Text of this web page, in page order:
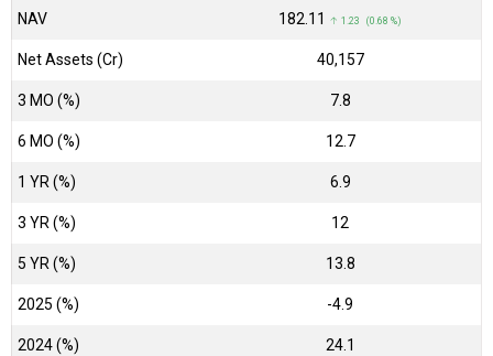
NAV ₹182.11 ↑ 1.23 (0.68 %)
Net Assets (Cr) ₹40,157
3 MO (%) 7.8
6 MO (%) 12.7
1 YR (%) 6.9
3 YR (%) 12
5 YR (%) 13.8
2025 (%) -4.9
2024 (%) 24.1